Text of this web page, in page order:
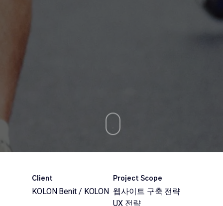
Client
KOLON Benit / KOLON
Project Scope
웹사이트 구축 전략
UX 전략